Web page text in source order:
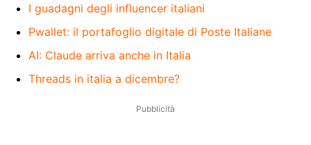
I guadagni degli influencer italiani
Pwallet: il portafoglio digitale di Poste Italiane
AI: Claude arriva anche in Italia
Threads in italia a dicembre?
Pubblicità